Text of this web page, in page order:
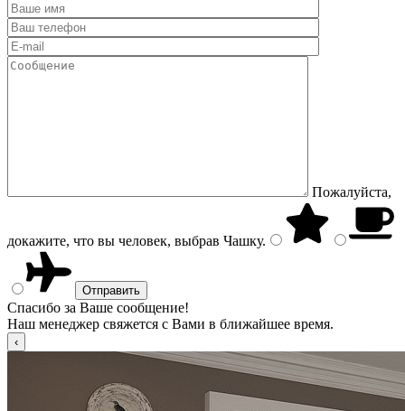
Пожалуйста,
докажите, что вы человек, выбрав Чашку.
Спасибо за Ваше сообщение!
Наш менеджер свяжется с Вами в ближайшее время.